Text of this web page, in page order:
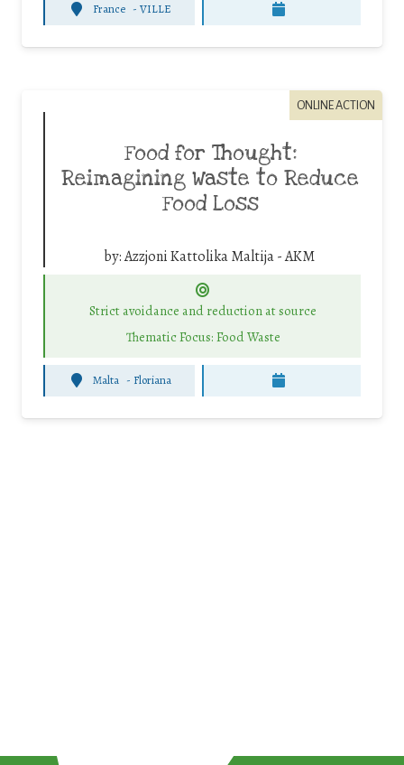
France - VILLE
ONLINE ACTION
Food for Thought:
Reimagining Waste to Reduce
Food Loss
by:Azzjoni Kattolika Maltija - AKM
Strict avoidance and reduction at source
Thematic Focus: Food Waste
Malta - Floriana